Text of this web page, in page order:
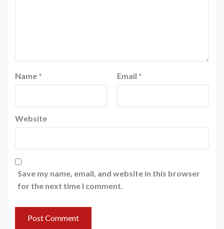
Name * Email *
Website
Save my name, email, and website in this browser
for the next time I comment.